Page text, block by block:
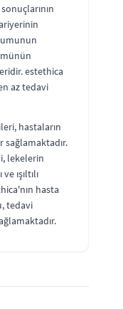
estethica
az tedavi
hastaların
lekelerin
ışıltılı
hasta
tedavi